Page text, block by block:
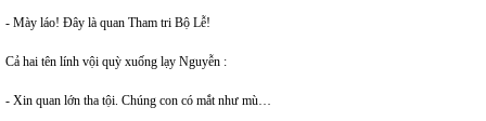
- Mày láo! Đây là quan Tham tri Bộ Lễ!
Cả hai tên lính vội quỳ xuống lạy Nguyễn :
- Xin quan lớn tha tội. Chúng con có mắt như mù…